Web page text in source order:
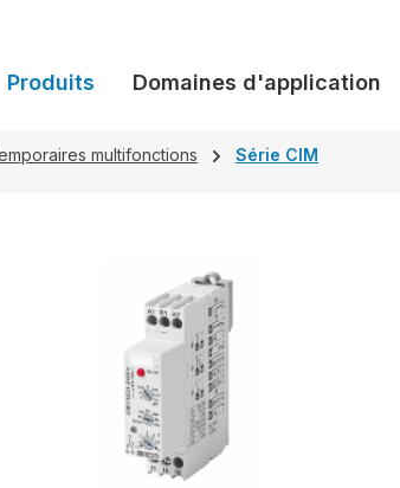
Produits Domaines d'application
multifonctions Série CIM